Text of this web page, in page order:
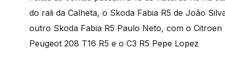
do rali da Calheta, o Skoda Fabia R5 de João
outro Skoda Fabia R5 Paulo Neto, com o
Peugeot 208 T16 R5 e o C3 R5 Pepe Lopez